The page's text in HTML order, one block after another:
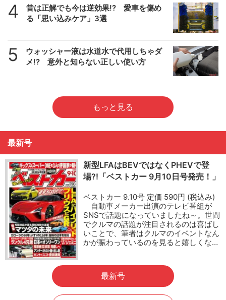
4
昔は正解でも今は逆効果!? 愛車を傷め
る「思い込みケア」3選
5
ウォッシャー液は水道水で代用しちゃダ
メ!? 意外と知らない正しい使い方
もっと見る
最新号
新型LFAはBEVではなくPHEVで登
場?!「ベストカー 9月10日号発売！」
ベストカー 9.10号 定価 590円 (税込み)
自動車メーカー出演のテレビ番組が
SNSで話題になっていましたね～。世間
でクルマの話題が注目されるのは喜ばし
いことで、筆者はクルマのイベントなん
かが賑わっているのを見ると嬉しくな…
最新号